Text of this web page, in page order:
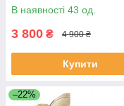
В наявності 43 од.
3 800 ₴ 4 900 ₴
Купити
–22%